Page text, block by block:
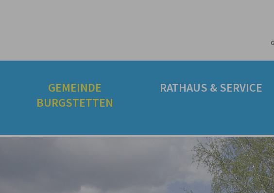
GEMEINDE
BURGSTETTEN
RATHAUS & SERVICE